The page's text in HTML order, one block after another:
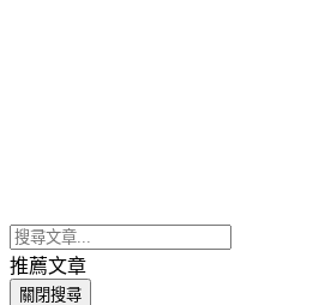
推薦文章
關閉搜尋